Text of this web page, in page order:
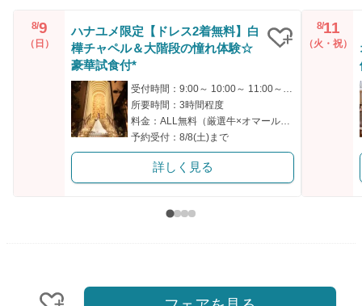
8/9
（日）
ハナユメ限定【ドレス2着無料】白
樺チャペル＆大階段の憧れ体験☆
豪華試食付*
受付時間：9:00～ 10:00～ 11:00～ 14:00～ 14:30～
所要時間：3時間程度
料金：ALL無料（厳選牛×オマール海老）
予約受付：8/8(土)まで
詳しく見る
8/11
（火・祝）